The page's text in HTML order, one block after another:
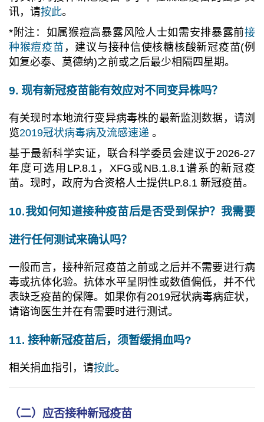
讯，请按此。
*附注：如属猴痘高暴露风险人士如需安排暴露前接
种猴痘疫苗 ，建议与接种信使核糖核酸新冠疫苗(例
如复必泰、莫德纳)之前或之后最少相隔四星期。
9. 现有新冠疫苗能有效应对不同变异株吗？
有关现时本地流行变异病毒株的最新监测数据，请浏
览2019冠状病毒病及流感速递 。
基于最新科学实证，联合科学委员会建议于2026-27
年度可选用LP.8.1，XFG或NB.1.8.1谱系的新冠疫
苗。现时，政府为合资格人士提供LP.8.1 新冠疫苗。
10.我如何知道接种疫苗后是否受到保护？我需要
进行任何测试来确认吗？
一般而言，接种新冠疫苗之前或之后并不需要进行病
毒或抗体化验。抗体水平呈阴性或数值偏低，并不代
表缺乏疫苗的保障。如果你有2019冠状病毒病症状，
请谘询医生并在有需要时进行测试。
11. 接种新冠疫苗后，须暂缓捐血吗?
相关捐血指引，请按此。
（二）应否接种新冠疫苗